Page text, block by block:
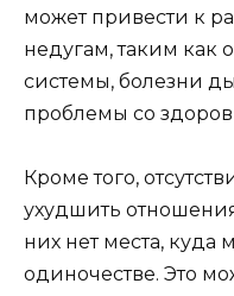
может привести к
недугам, таким как
системы, болезни
проблемы со
Кроме того,
ухудшить
них нет места, куда
одиночестве. Это